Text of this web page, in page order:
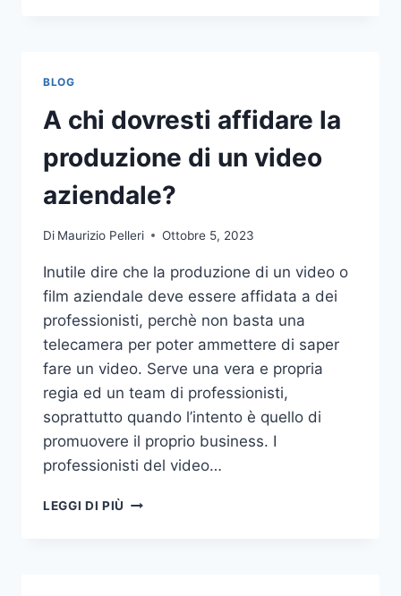
NELLE
SCOMMESSE
SPORTIVE
ONLINE
BLOG
A chi dovresti affidare la
produzione di un video
aziendale?
Di Maurizio Pelleri Ottobre 5, 2023
Inutile dire che la produzione di un video o
film aziendale deve essere affidata a dei
professionisti, perchè non basta una
telecamera per poter ammettere di saper
fare un video. Serve una vera e propria
regia ed un team di professionisti,
soprattutto quando l’intento è quello di
promuovere il proprio business. I
professionisti del video…
LEGGI DI PIÙ